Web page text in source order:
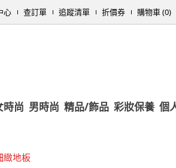
心 查訂單 追蹤清單 折價券 購物車 (0)
時尚 男時尚 精品/飾品 彩妝保養 個
緻地板